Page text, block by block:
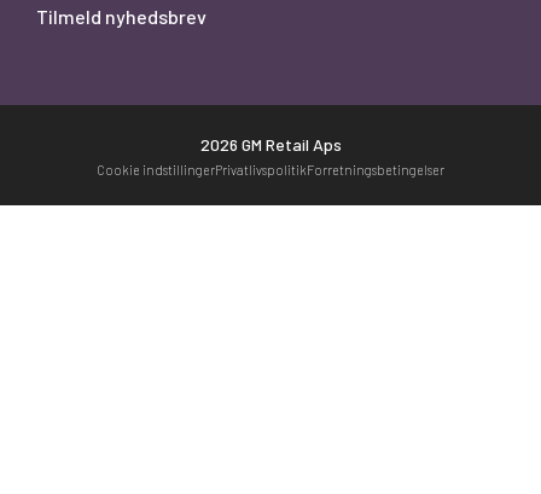
Tilmeld nyhedsbrev
2026 GM Retail Aps
Cookie indstillingerPrivatlivspolitikForretningsbetingelser